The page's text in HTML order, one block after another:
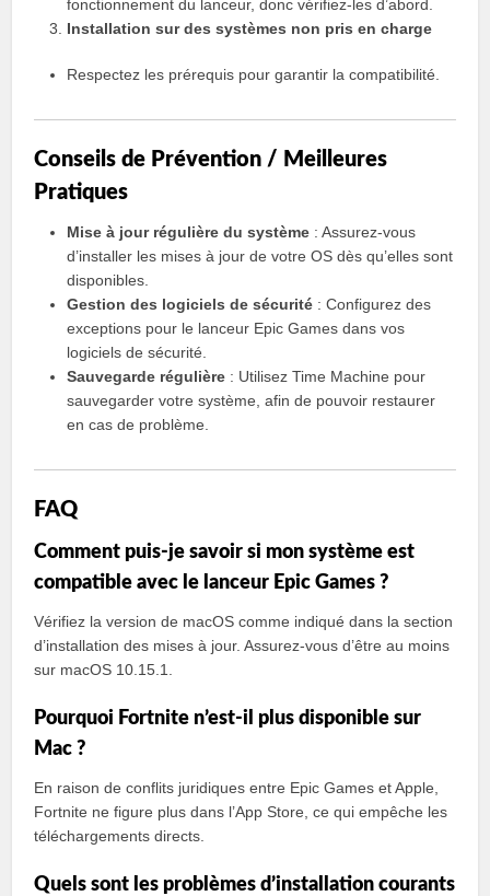
fonctionnement du lanceur, donc vérifiez-les d’abord.
Installation sur des systèmes non pris en charge
Respectez les prérequis pour garantir la compatibilité.
Conseils de Prévention / Meilleures
Pratiques
Mise à jour régulière du système : Assurez-vous
d’installer les mises à jour de votre OS dès qu’elles sont
disponibles.
Gestion des logiciels de sécurité : Configurez des
exceptions pour le lanceur Epic Games dans vos
logiciels de sécurité.
Sauvegarde régulière : Utilisez Time Machine pour
sauvegarder votre système, afin de pouvoir restaurer
en cas de problème.
FAQ
Comment puis-je savoir si mon système est
compatible avec le lanceur Epic Games ?
Vérifiez la version de macOS comme indiqué dans la section
d’installation des mises à jour. Assurez-vous d’être au moins
sur macOS 10.15.1.
Pourquoi Fortnite n’est-il plus disponible sur
Mac ?
En raison de conflits juridiques entre Epic Games et Apple,
Fortnite ne figure plus dans l’App Store, ce qui empêche les
téléchargements directs.
Quels sont les problèmes d’installation courants